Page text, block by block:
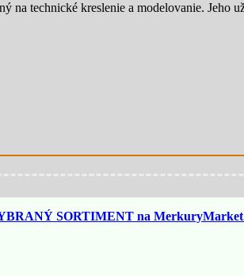
technické kreslenie a modelovanie. Jeho
SORTIMENT na